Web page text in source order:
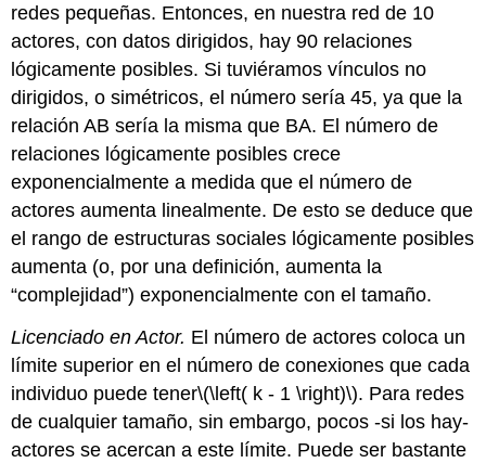
redes pequeñas. Entonces, en nuestra red de 10
actores, con datos dirigidos, hay 90 relaciones
lógicamente posibles. Si tuviéramos vínculos no
dirigidos, o simétricos, el número sería 45, ya que la
relación AB sería la misma que BA. El número de
relaciones lógicamente posibles crece
exponencialmente a medida que el número de
actores aumenta linealmente. De esto se deduce que
el rango de estructuras sociales lógicamente posibles
aumenta (o, por una definición, aumenta la
“complejidad”) exponencialmente con el tamaño.
Licenciado en Actor. El número de actores coloca un
límite superior en el número de conexiones que cada
individuo puede tener\(\left( k - 1 \right)\). Para redes
de cualquier tamaño, sin embargo, pocos -si los hay-
actores se acercan a este límite. Puede ser bastante